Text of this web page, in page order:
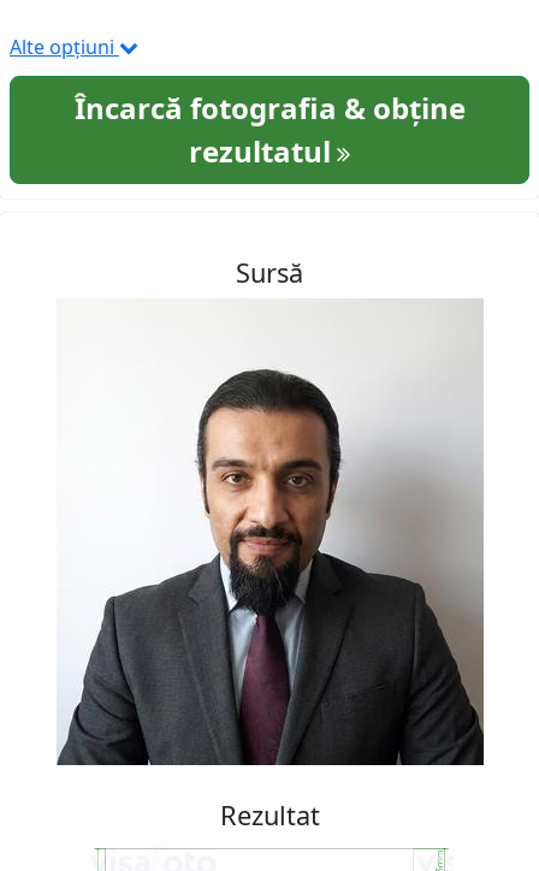
Alte opțiuni
Încarcă fotografia & obține
rezultatul
Sursă
Rezultat